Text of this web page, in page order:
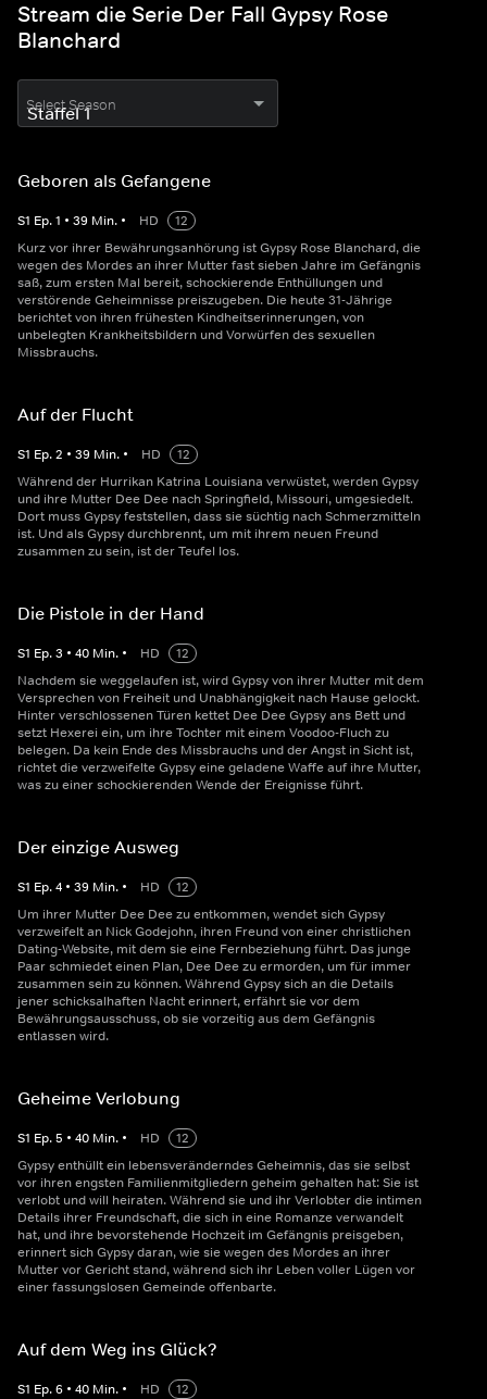
Stream die Serie Der Fall Gypsy Rose
Blanchard
Select Season
Geboren als Gefangene
S1 Ep.1 • 39 Min. • HD
12
Kurz vor ihrer Bewährungsanhörung ist Gypsy Rose Blanchard, die
wegen des Mordes an ihrer Mutter fast sieben Jahre im Gefängnis
saß, zum ersten Mal bereit, schockierende Enthüllungen und
verstörende Geheimnisse preiszugeben. Die heute 31-Jährige
berichtet von ihren frühesten Kindheitserinnerungen, von
unbelegten Krankheitsbildern und Vorwürfen des sexuellen
Missbrauchs.
Auf der Flucht
S1 Ep.2 • 39 Min. • HD
12
Während der Hurrikan Katrina Louisiana verwüstet, werden Gypsy
und ihre Mutter Dee Dee nach Springfield, Missouri, umgesiedelt.
Dort muss Gypsy feststellen, dass sie süchtig nach Schmerzmitteln
ist. Und als Gypsy durchbrennt, um mit ihrem neuen Freund
zusammen zu sein, ist der Teufel los.
Die Pistole in der Hand
S1 Ep.3 • 40 Min. • HD
12
Nachdem sie weggelaufen ist, wird Gypsy von ihrer Mutter mit dem
Versprechen von Freiheit und Unabhängigkeit nach Hause gelockt.
Hinter verschlossenen Türen kettet Dee Dee Gypsy ans Bett und
setzt Hexerei ein, um ihre Tochter mit einem Voodoo-Fluch zu
belegen. Da kein Ende des Missbrauchs und der Angst in Sicht ist,
richtet die verzweifelte Gypsy eine geladene Waffe auf ihre Mutter,
was zu einer schockierenden Wende der Ereignisse führt.
Der einzige Ausweg
S1 Ep.4 • 39 Min. • HD
12
Um ihrer Mutter Dee Dee zu entkommen, wendet sich Gypsy
verzweifelt an Nick Godejohn, ihren Freund von einer christlichen
Dating-Website, mit dem sie eine Fernbeziehung führt. Das junge
Paar schmiedet einen Plan, Dee Dee zu ermorden, um für immer
zusammen sein zu können. Während Gypsy sich an die Details
jener schicksalhaften Nacht erinnert, erfährt sie vor dem
Bewährungsausschuss, ob sie vorzeitig aus dem Gefängnis
entlassen wird.
Geheime Verlobung
S1 Ep.5 • 40 Min. • HD
12
Gypsy enthüllt ein lebensveränderndes Geheimnis, das sie selbst
vor ihren engsten Familienmitgliedern geheim gehalten hat: Sie ist
verlobt und will heiraten. Während sie und ihr Verlobter die intimen
Details ihrer Freundschaft, die sich in eine Romanze verwandelt
hat, und ihre bevorstehende Hochzeit im Gefängnis preisgeben,
erinnert sich Gypsy daran, wie sie wegen des Mordes an ihrer
Mutter vor Gericht stand, während sich ihr Leben voller Lügen vor
einer fassungslosen Gemeinde offenbarte.
Auf dem Weg ins Glück?
S1 Ep.6 • 40 Min. • HD 12